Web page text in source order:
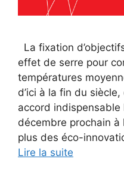
La fixation
effet de serre pour
températures
d’ici à la fin du siècle,
accord indispensable
décembre prochain à
plus des éco-
Lire la suite